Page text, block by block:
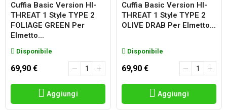
Cuffia Basic Version HI-
THREAT 1 Style TYPE 2
FOLIAGE GREEN Per
Elmetto...
Disponibile
69,90 €
Aggiungi
Cuffia Basic Version HI-
THREAT 1 Style TYPE 2
OLIVE DRAB Per Elmetto...
Disponibile
69,90 €
Aggiungi